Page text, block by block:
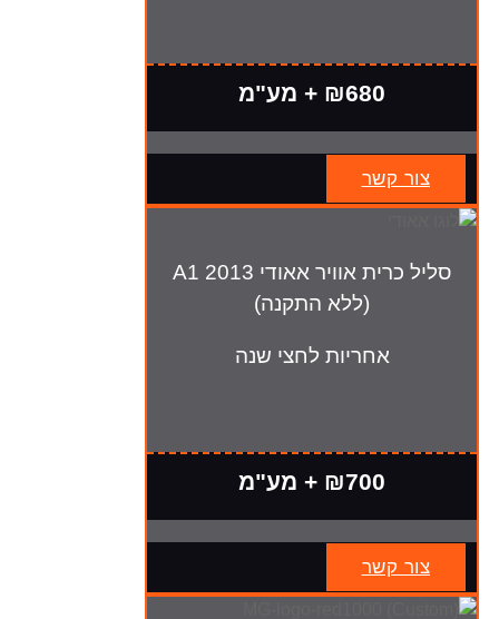
₪680 + מע"מ
צור קשר
סליל כרית אוויר אאודי A1 2013
(ללא התקנה)
אחריות לחצי שנה
₪700 + מע"מ
צור קשר